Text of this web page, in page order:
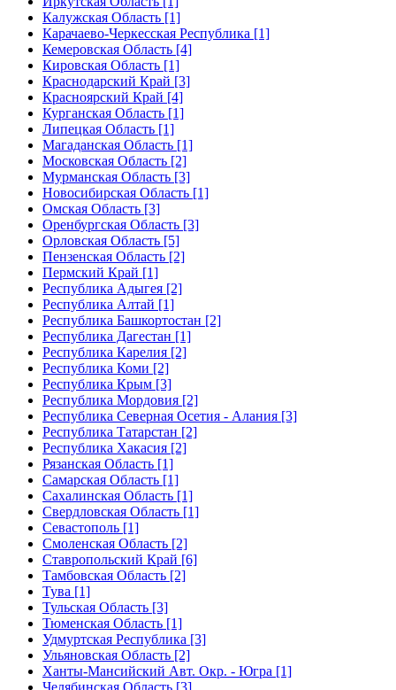
Калужская Область [1]
Карачаево-Черкесская Республика [1]
Кемеровская Область [4]
Кировская Область [1]
Краснодарский Край [3]
Красноярский Край [4]
Курганская Область [1]
Липецкая Область [1]
Магаданская Область [1]
Московская Область [2]
Мурманская Область [3]
Новосибирская Область [1]
Омская Область [3]
Оренбургская Область [3]
Орловская Область [5]
Пензенская Область [2]
Пермский Край [1]
Республика Адыгея [2]
Республика Алтай [1]
Республика Башкортостан [2]
Республика Дагестан [1]
Республика Карелия [2]
Республика Коми [2]
Республика Крым [3]
Республика Мордовия [2]
Республика Северная Осетия - Алания [3]
Республика Татарстан [2]
Республика Хакасия [2]
Рязанская Область [1]
Самарская Область [1]
Сахалинская Область [1]
Свердловская Область [1]
Севастополь [1]
Смоленская Область [2]
Ставропольский Край [6]
Тамбовская Область [2]
Тува [1]
Тульская Область [3]
Тюменская Область [1]
Удмуртская Республика [3]
Ульяновская Область [2]
Ханты-Мансийский Авт. Окр. - Югра [1]
Челябинская Область [3]